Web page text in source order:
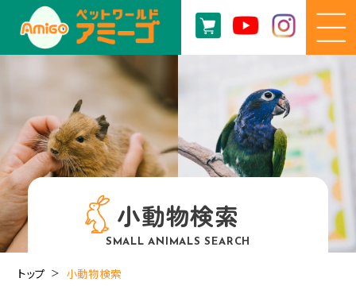
小動物検索
SMALL ANIMALS SEARCH
トップ 小動物検索